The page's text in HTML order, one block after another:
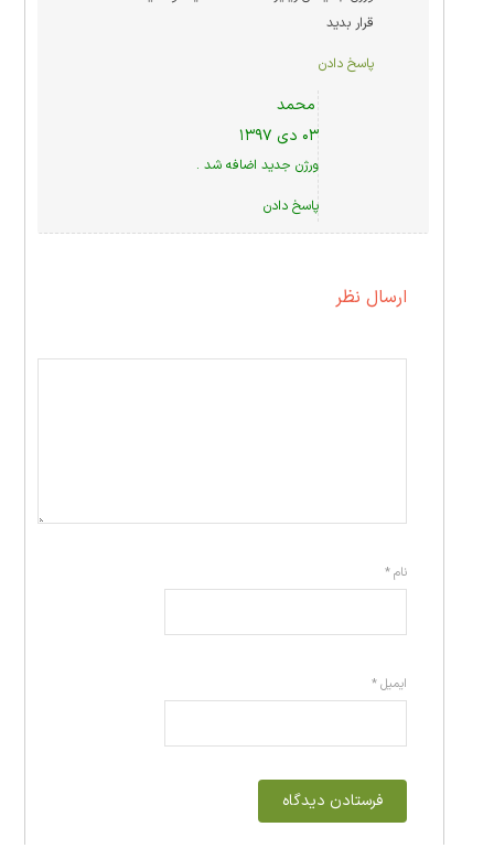
قرار بدید
پاسخ دادن
محمد
۰۳ دی ۱۳۹۷
ورژن جدید اضافه شد .
پاسخ دادن
ارسال نظر
نام*
ایمیل*